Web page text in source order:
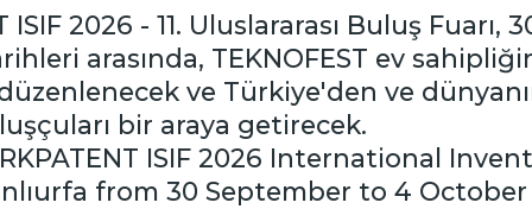
olmak.
artırmak ve sınai
uluslararası düzeyde
ticarileştirilmesine
Lorem Ipsum
ISIF 2026 - 11. Uluslararası Buluş Fuarı,
arasında, TEKNOFEST ev
ve Türkiye'den ve
buluşçuları bir araya
ISIF 2026 International
from 30 September to 4 October